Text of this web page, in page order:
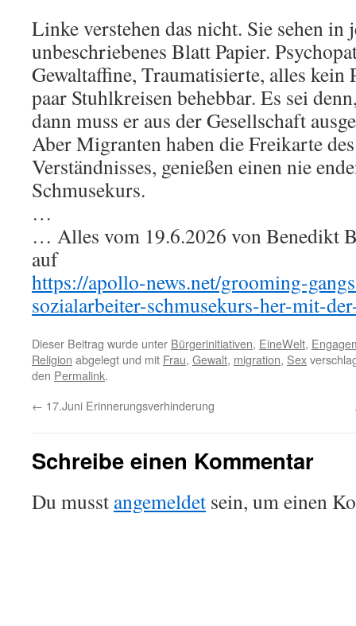
Linke verstehen das nicht. Sie sehen in
unbeschriebenes Blatt Papier.
Gewaltaffine, Traumatisierte, alles kein
paar Stuhlkreisen behebbar. Es sei
dann muss er aus der Gesellschaft
Aber Migranten haben die Freikarte
Verständnisses, genießen einen nie
Schmusekurs.
…
… Alles vom 19.6.2026 von Benedikt
auf
https://apollo-news.net/grooming-
sozialarbeiter-schmusekurs-her-mit-
Dieser Beitrag wurde unter Bürgerinitiativen, EineWelt,
Religion abgelegt und mit Frau, Gewalt, migration, Sex
den Permalink.
← 17.Juni Erinnerungsverhinderung
Schreibe einen Kommentar
Du musst angemeldet sein, um einen